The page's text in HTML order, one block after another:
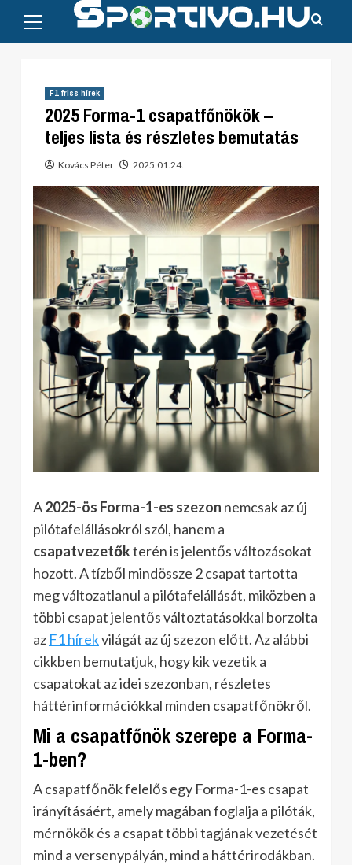
content
Menu
F1 friss hírek
2025 Forma-1 csapatfőnökök –
teljes lista és részletes bemutatás
Kovács Péter 2025.01.24.
A2025-ös Forma-1-es szezon nemcsak az új
pilótafelállásokról szól, hanem a
csapatvezetőkterén is jelentős változásokat
hozott. A tízből mindössze 2 csapat tartotta
meg változatlanul a pilótafelállását, miközben a
többi csapat jelentős változtatásokkal borzolta
az F1 hírekvilágát az új szezon előtt. Az alábbi
cikkben bemutatjuk, hogy kik vezetik a
csapatokat az idei szezonban, részletes
háttérinformációkkal minden csapatfőnökről.
Mi a csapatfőnök szerepe a Forma-
1-ben?
A csapatfőnök felelős egy Forma-1-es csapat
irányításáért, amely magában foglalja a pilóták,
mérnökök és a csapat többi tagjának vezetését
mind a versenypályán, mind a háttérirodákban.